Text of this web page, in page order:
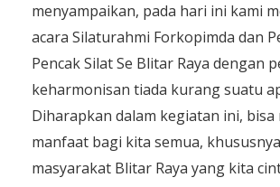
menyampaikan, pada hari ini kami
acara Silaturahmi Forkopimda dan
Pencak Silat Se Blitar Raya dengan
keharmonisan tiada kurang suatu
Diharapkan dalam kegiatan ini, bisa
manfaat bagi kita semua,
masyarakat Blitar Raya yang kita